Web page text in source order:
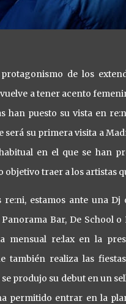
de los
a tener acento
han puesto su vista en
será su primera visita a
en el que se han
traer a los artistas
estamos ante una
Bar, De School
mensual re:lax en la
también realiza las
produjo su debut en un
permitido entrar en la